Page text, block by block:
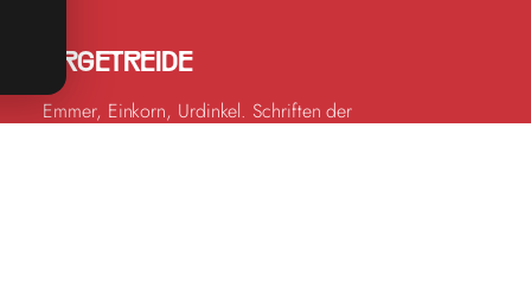
URGETREIDE
Emmer, Einkorn, Urdinkel. Schriften der